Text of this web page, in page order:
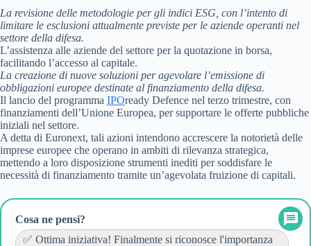
La revisione delle metodologie per gli indici ESG, con l’intento di
limitare le esclusioni attualmente previste per le aziende operanti nel
settore della difesa.
L’assistenza alle aziende del settore per la quotazione in borsa,
facilitando l’accesso al capitale.
La creazione di nuove soluzioni per agevolare l’emissione di
obbligazioni europee destinate al finanziamento della difesa.
Il lancio del programma IPOready Defence nel terzo trimestre, con
finanziamenti dell’Unione Europea, per supportare le offerte pubbliche
iniziali nel settore.
A detta di Euronext, tali azioni intendono accrescere la notorietà delle
imprese europee che operano in ambiti di rilevanza strategica,
mettendo a loro disposizione strumenti inediti per soddisfare le
necessità di finanziamento tramite un’agevolata fruizione di capitali.
Cosa ne pensi?
✅ Ottima iniziativa! Finalmente si riconosce l'importanza